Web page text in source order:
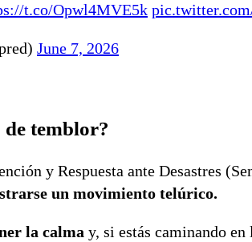
t.co/Opwl4MVE5k
June 7, 2026
de temblor?
y Respuesta ante Desastres
un movimiento telúrico.
la calma y, si estás caminando